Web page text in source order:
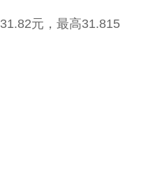
元，最高31.815